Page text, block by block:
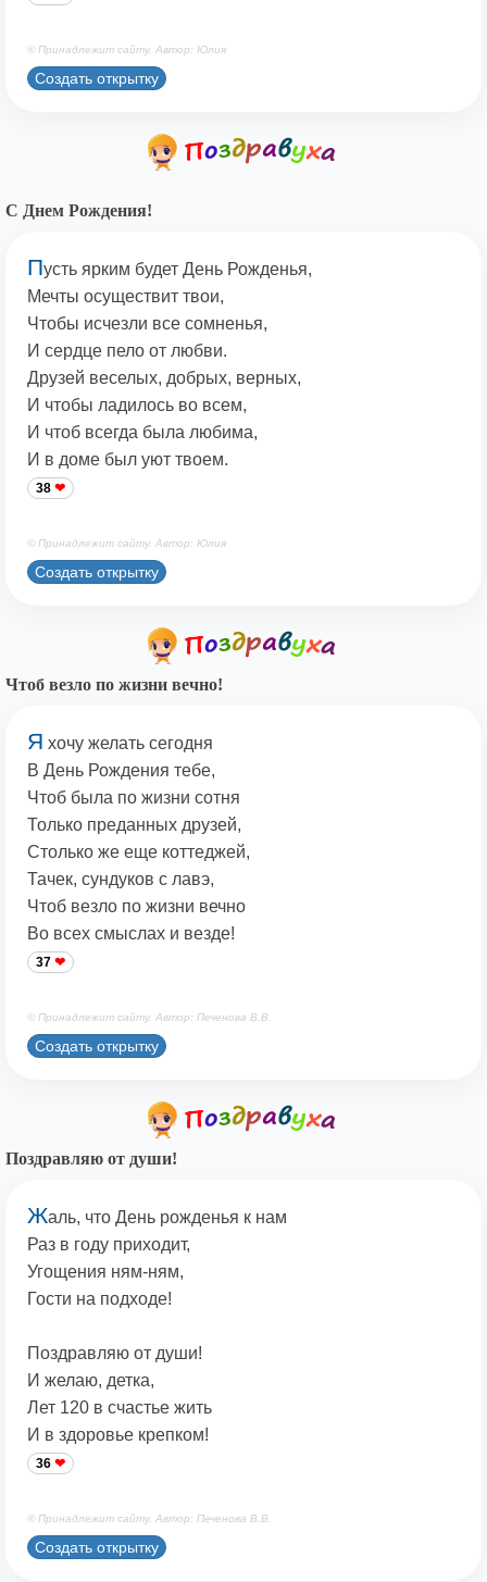
© Принадлежит сайту. Автор: Юлия
Создать открытку
С Днем Рождения!
Пусть ярким будет День Рожденья,
Мечты осуществит твои,
Чтобы исчезли все сомненья,
И сердце пело от любви.
Друзей веселых, добрых, верных,
И чтобы ладилось во всем,
И чтоб всегда была любима,
И в доме был уют твоем.
38
© Принадлежит сайту. Автор: Юлия
Создать открытку
Чтоб везло по жизни вечно!
Я хочу желать сегодня
В День Рождения тебе,
Чтоб была по жизни сотня
Только преданных друзей,
Столько же еще коттеджей,
Тачек, сундуков с лавэ,
Чтоб везло по жизни вечно
Во всех смыслах и везде!
37
© Принадлежит сайту. Автор: Печенова В.В.
Создать открытку
Поздравляю от души!
Жаль, что День рожденья к нам
Раз в году приходит,
Угощения ням-ням,
Гости на подходе!
Поздравляю от души!
И желаю, детка,
Лет 120 в счастье жить
И в здоровье крепком!
36
© Принадлежит сайту. Автор: Печенова В.В.
Создать открытку